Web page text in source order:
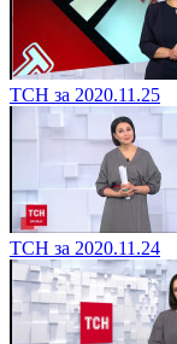
ТСН за 2020.11.25
ТСН за 2020.11.24